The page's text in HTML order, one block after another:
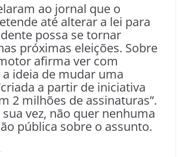
ao jornal que o
até alterar a lei para
possa se tornar
próximas eleições. Sobre
afirma ver com
ideia de mudar uma
a partir de iniciativa
2 milhões de assinaturas”.
vez, não quer nenhuma
pública sobre o assunto.